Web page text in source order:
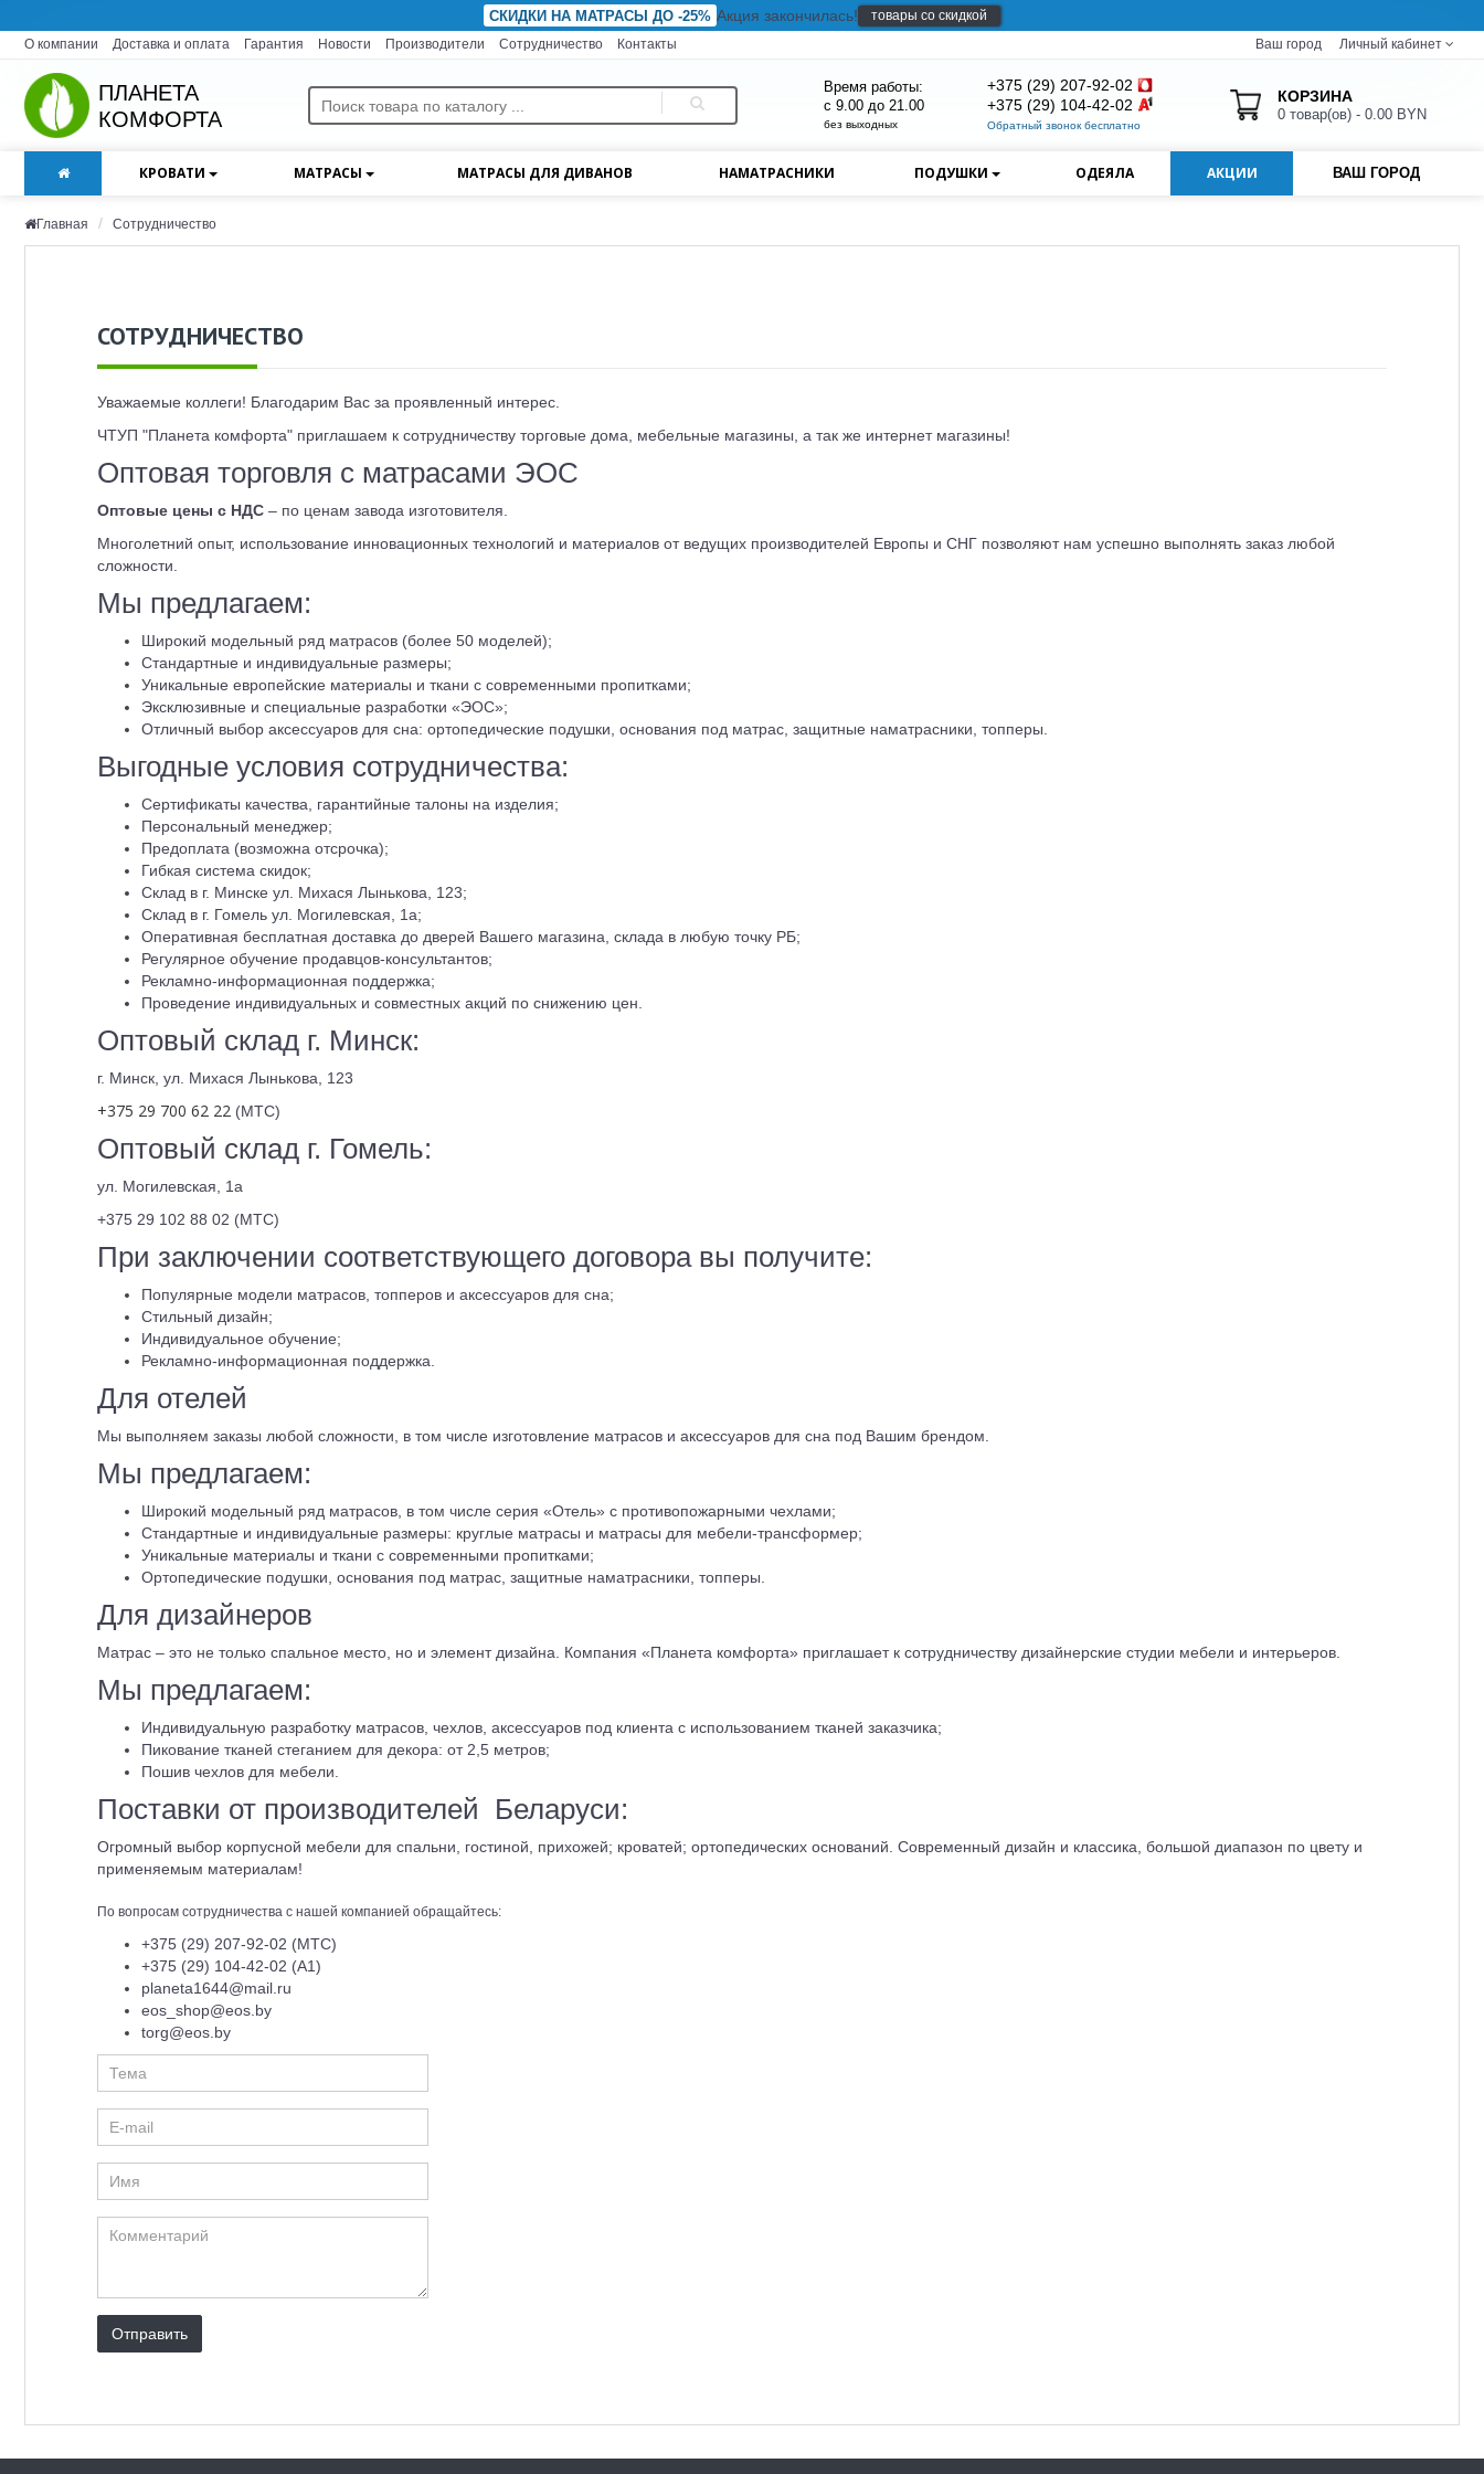
СКИДКИ НА МАТРАСЫ ДО -25% Акция закончилась!
товары со скидкой
О компании
Доставка и оплата Гарантия Новости Производители Сотрудничество Контакты Ваш город Личный кабинет
ПЛАНЕТА
КОМФОРТА
Время работы:
с 9.00 до 21.00
без выходных
+375 (29) 207-92-02
+375 (29) 104-42-02
Обратный звонок бесплатно
КОРЗИНА
0 товар(ов) - 0.00 BYN
КРОВАТИ МАТРАСЫ МАТРАСЫ ДЛЯ ДИВАНОВ НАМАТРАСНИКИ ПОДУШКИ ОДЕЯЛА АКЦИИ ВАШ ГОРОД
Главная Сотрудничество
СОТРУДНИЧЕСТВО
Уважаемые коллеги! Благодарим Вас за проявленный интерес.
ЧТУП "Планета комфорта" приглашаем к сотрудничеству торговые дома, мебельные магазины, а так же интернет магазины!
Оптовая торговля c матрасами ЭОС
Оптовые цены с НДС – по ценам завода изготовителя.
Многолетний опыт, использование инновационных технологий и материалов от ведущих производителей Европы и СНГ позволяют нам успешно выполнять заказ любой
сложности.
Мы предлагаем:
Широкий модельный ряд матрасов (более 50 моделей);
Стандартные и индивидуальные размеры;
Уникальные европейские материалы и ткани с современными пропитками;
Эксклюзивные и специальные разработки «ЭОС»;
Отличный выбор аксессуаров для сна: ортопедические подушки, основания под матрас, защитные наматрасники, топперы.
Выгодные условия сотрудничества:
Сертификаты качества, гарантийные талоны на изделия;
Персональный менеджер;
Предоплата (возможна отсрочка);
Гибкая система скидок;
Склад в г. Минске ул. Михася Лынькова, 123;
Склад в г. Гомель ул. Могилевская, 1а;
Оперативная бесплатная доставка до дверей Вашего магазина, склада в любую точку РБ;
Регулярное обучение продавцов-консультантов;
Рекламно-информационная поддержка;
Проведение индивидуальных и совместных акций по снижению цен.
Оптовый склад г. Минск:
г. Минск, ул. Михася Лынькова, 123
+375 29 700 62 22 (МТС)
Оптовый склад г. Гомель:
ул. Могилевская, 1а
+375 29 102 88 02 (МТС)
При заключении соответствующего договора вы получите:
Популярные модели матрасов, топперов и аксессуаров для сна;
Стильный дизайн;
Индивидуальное обучение;
Рекламно-информационная поддержка.
Для отелей
Мы выполняем заказы любой сложности, в том числе изготовление матрасов и аксессуаров для сна под Вашим брендом.
Мы предлагаем:
Широкий модельный ряд матрасов, в том числе серия «Отель» с противопожарными чехлами;
Стандартные и индивидуальные размеры: круглые матрасы и матрасы для мебели-трансформер;
Уникальные материалы и ткани с современными пропитками;
Ортопедические подушки, основания под матрас, защитные наматрасники, топперы.
Для дизайнеров
Матрас – это не только спальное место, но и элемент дизайна. Компания «Планета комфорта» приглашает к сотрудничеству дизайнерские студии мебели и интерьеров.
Мы предлагаем:
Индивидуальную разработку матрасов, чехлов, аксессуаров под клиента с использованием тканей заказчика;
Пикование тканей стеганием для декора: от 2,5 метров;
Пошив чехлов для мебели.
Поставки от производителей Беларуси:
Огромный выбор корпусной мебели для спальни, гостиной, прихожей; кроватей; ортопедических оснований. Современный дизайн и классика, большой диапазон по цвету и
применяемым материалам!
По вопросам сотрудничества с нашей компанией обращайтесь:
+375 (29) 207-92-02 (МТС)
+375 (29) 104-42-02 (А1)
planeta1644@mail.ru
eos_shop@eos.by
torg@eos.by
Отправить